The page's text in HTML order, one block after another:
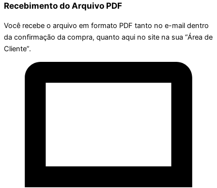
Recebimento do Arquivo PDF
Você recebe o arquivo em formato PDF tanto no e-mail dentro
da confirmação da compra, quanto aqui no site na sua “Área de
Cliente”.